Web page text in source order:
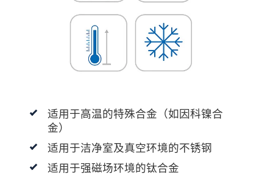
适用于高温的特殊合金（如因科镍合
金）
适用于洁净室及真空环境的不锈钢
适用于强磁场环境的钛合金